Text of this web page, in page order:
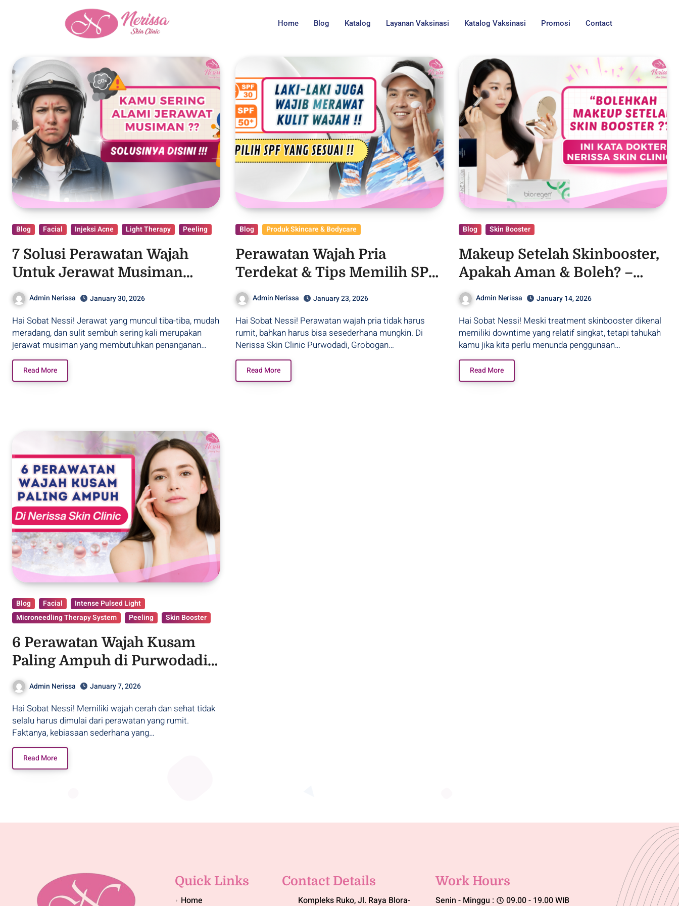
Home Blog Katalog Layanan Vaksinasi Katalog Vaksinasi Promosi Contact
Blog Facial Injeksi Acne Light Therapy Peeling
7 Solusi Perawatan Wajah
Untuk Jerawat Musiman
Akibat Hujan!
Admin Nerissa January 30, 2026
Hai Sobat Nessi! Jerawat yang muncul tiba-tiba, mudah
meradang, dan sulit sembuh sering kali merupakan
jerawat musiman yang membutuhkan penanganan…
Read More
Blog Produk Skincare & Bodycare
Perawatan Wajah Pria
Terdekat & Tips Memilih SPF
Paling Cocok!
Admin Nerissa January 23, 2026
Hai Sobat Nessi! Perawatan wajah pria tidak harus
rumit, bahkan harus bisa sesederhana mungkin. Di
Nerissa Skin Clinic Purwodadi, Grobogan…
Read More
Blog Skin Booster
Makeup Setelah Skinbooster,
Apakah Aman & Boleh? –
Purwodadi
Admin Nerissa January 14, 2026
Hai Sobat Nessi! Meski treatment skinbooster dikenal
memiliki downtime yang relatif singkat, tetapi tahukah
kamu jika kita perlu menunda penggunaan…
Read More
Blog Facial
Intense Pulsed Light
Microneedling Therapy System
Peeling Skin Booster
6 Perawatan Wajah Kusam
Paling Ampuh di Purwodadi,
Grobogan
Admin Nerissa January 7, 2026
Hai Sobat Nessi! Memiliki wajah cerah dan sehat tidak
selalu harus dimulai dari perawatan yang rumit.
Faktanya, kebiasaan sederhana yang…
Read More
Quick Links
Home
Contact Details
Kompleks Ruko, Jl. Raya Blora-
Work Hours
Senin - Minggu : 09.00 - 19.00 WIB